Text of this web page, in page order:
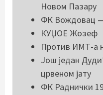
Новом Пазару
ФК Вождовац
КУЏОЕ Жозеф
Против ИМТ-а
Још један
црвеном јату
ФК Раднички